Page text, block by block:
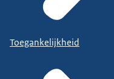
Toegankelijkheid